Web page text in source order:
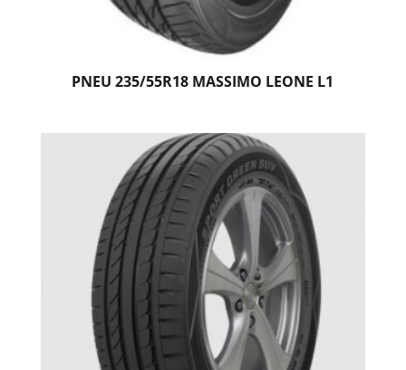
PNEU 235/55R18 MASSIMO LEONE L1